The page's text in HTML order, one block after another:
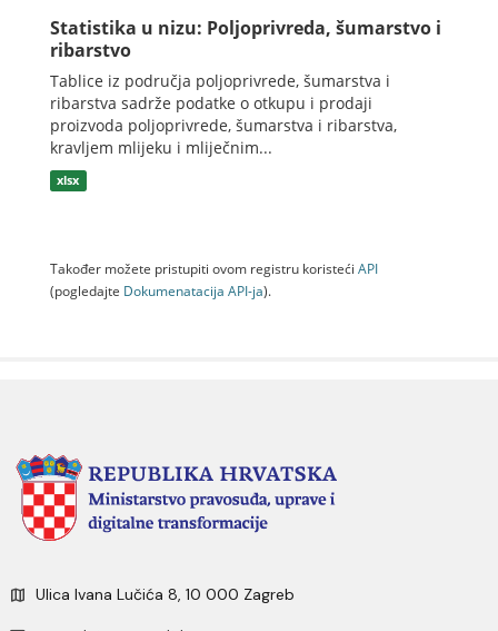
Statistika u nizu: Poljoprivreda, šumarstvo i
ribarstvo
Tablice iz područja poljoprivrede, šumarstva i
ribarstva sadrže podatke o otkupu i prodaji
proizvoda poljoprivrede, šumarstva i ribarstva,
kravljem mlijeku i mliječnim...
xlsx
Također možete pristupiti ovom registru koristeći API
(pogledajte Dokumenаtаcijа API-jа).